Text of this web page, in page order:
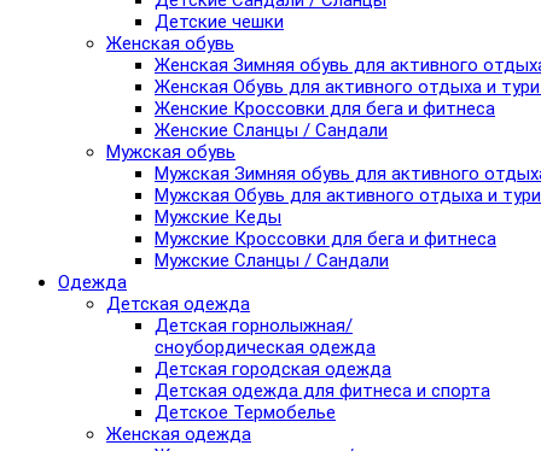
Детские чешки
Женская обувь
Женская Зимняя обувь для активного
Женская Обувь для активного отдыха и
Женские Кроссовки для бега и фитнеса
Женские Сланцы / Сандали
Мужская обувь
Мужская Зимняя обувь для активного
Мужская Обувь для активного отдыха и
Мужские Кеды
Мужские Кроссовки для бега и фитнеса
Мужские Сланцы / Сандали
Одежда
Детская одежда
Детская горнолыжная/
сноубордическая одежда
Детская городская одежда
Детская одежда для фитнеса и спорта
Детское Термобелье
Женская одежда